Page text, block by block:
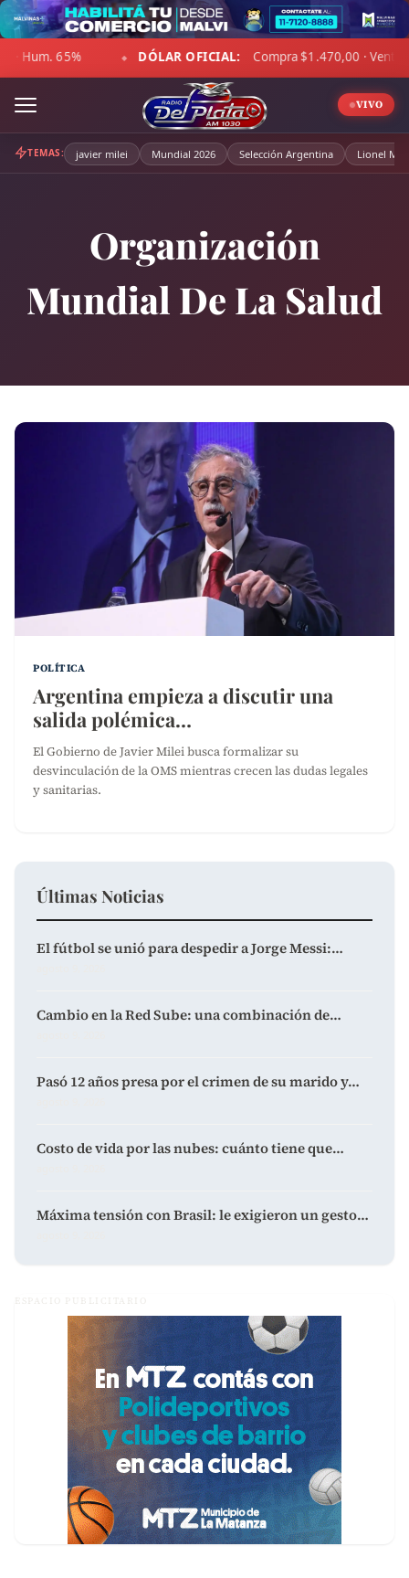
Skip
to
content
DÓLAR OFICIAL: Compra $1.470,00 · Venta $1.521,00 ◆
VIVO
TEMAS: javier milei Mundial 2026 Selección Argentina Lionel
Organización
Mundial De La Salud
POLÍTICA
Argentina empieza a discutir una
salida polémica…
El Gobierno de Javier Milei busca formalizar su
desvinculación de la OMS mientras crecen las dudas legales
y sanitarias.
Últimas Noticias
El fútbol se unió para despedir a Jorge Messi:…
Cambio en la Red Sube: una combinación de…
Pasó 12 años presa por el crimen de su marido y…
Costo de vida por las nubes: cuánto tiene que…
Máxima tensión con Brasil: le exigieron un gesto…
ESPACIO PUBLICITARIO